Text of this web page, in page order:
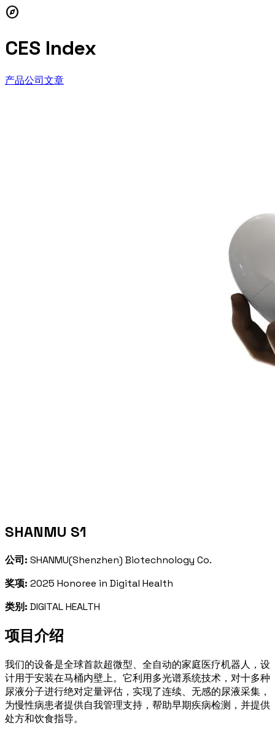
explore
CES Index
产品公司文章
SHANMU S1
公司: SHANMU(Shenzhen) Biotechnology Co.
奖项: 2025 Honoree in Digital Health
类别: DIGITAL HEALTH
项目介绍
我们的设备是全球首款超微型、全自动的家庭医疗机器人，设
计用于安装在马桶内壁上。它利用多光谱系统技术，对十多种
尿液分子进行绝对定量评估，实现了连续、无感的尿液采集，
为慢性病患者提供自我管理支持，帮助早期疾病检测，并提供
处方和饮食指导。